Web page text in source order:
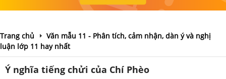
Trang chủ
Văn mẫu 11 - Phân tích, cảm nhận, dàn ý và nghị
luận lớp 11 hay nhất
Ý nghĩa tiếng chửi của Chí Phèo